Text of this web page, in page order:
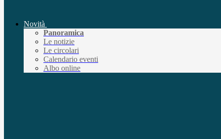
Novità
Panoramica
Le notizie
Le circolari
Calendario eventi
Albo online